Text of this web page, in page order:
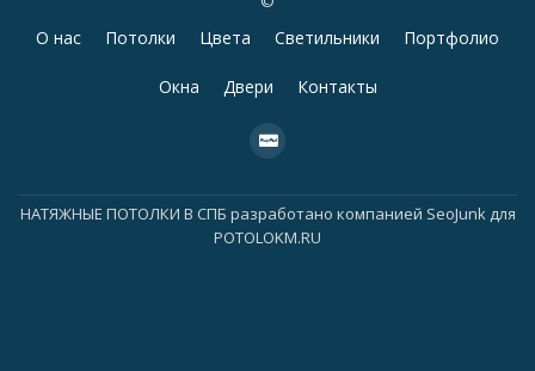
Дополнительное
О нас Потолки Цвета Светильники Портфолио
Окна Двери Контакты
fa-
cc-
НАТЯЖНЫЕ ПОТОЛКИ В СПБ разработано компанией SeoJunk для
POTOLOKM.RU